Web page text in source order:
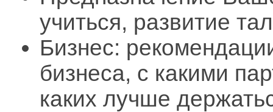
учиться, развитие
Бизнес:
бизнеса, с какими
каких лучше